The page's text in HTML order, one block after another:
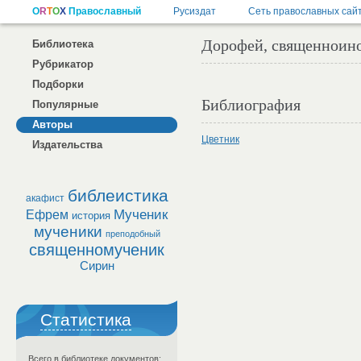
Библиотека
Рубрикатор
Подборки
Популярные
Авторы
Издательства
акафист библеистика
Ефрем история Мученик
мученики преподобный
священномученик
Сирин
Статистика
Всего в библиотеке документов:
Дорофей,
Библиография
Цветник